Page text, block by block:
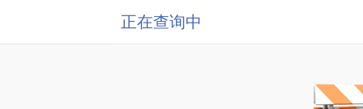
正在查询中